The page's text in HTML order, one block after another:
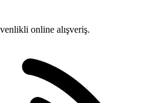
online alışveriş.